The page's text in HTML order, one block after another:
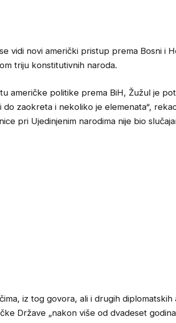
vidi novi američki pristup prema Bosni i
triju konstitutivnih naroda.
američke politike prema BiH, Žužul je
do zaokreta i nekoliko je elemenata“,
pri Ujedinjenim narodima nije bio
iz tog govora, ali i drugih
Države „nakon više od dvadeset